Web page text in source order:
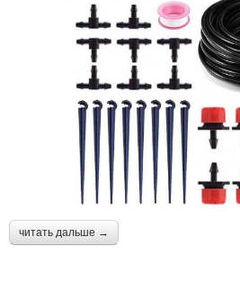
читать дальше →